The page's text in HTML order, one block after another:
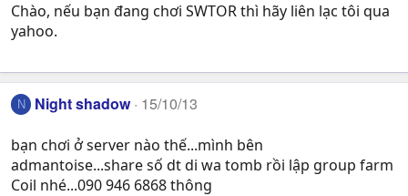
Chào, nếu bạn đang chơi SWTOR thì hãy liên lạc tôi qua
yahoo.
N Night shadow 15/10/13
bạn chơi ở server nào thế...mình bên
admantoise...share số dt di wa tomb rồi lập group farm
Coil nhé...090 946 6868 thông